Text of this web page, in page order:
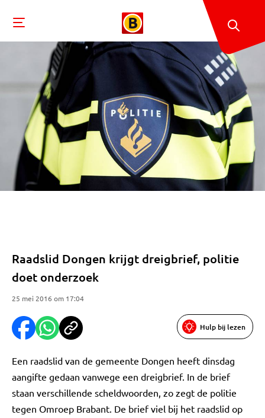
Raadslid Dongen krijgt dreigbrief, politie
doet onderzoek
25 mei 2016 om 17:04
Hulp bij lezen
Een raadslid van de gemeente Dongen heeft dinsdag
aangifte gedaan vanwege een dreigbrief. In de brief
staan verschillende scheldwoorden, zo zegt de politie
tegen Omroep Brabant. De brief viel bij het raadslid op